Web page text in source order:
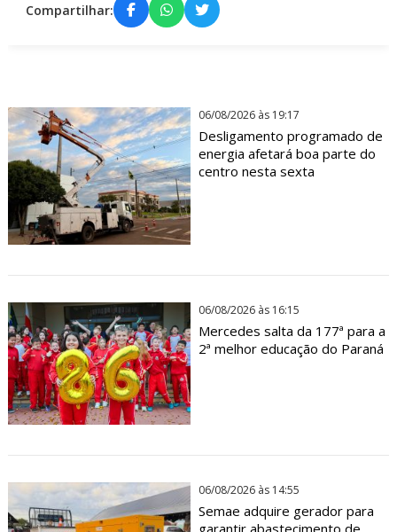
Compartilhar:
06/08/2026 às 19:17
Desligamento programado de
energia afetará boa parte do
centro nesta sexta
06/08/2026 às 16:15
Mercedes salta da 177ª para a
2ª melhor educação do Paraná
06/08/2026 às 14:55
Semae adquire gerador para
garantir abastecimento de